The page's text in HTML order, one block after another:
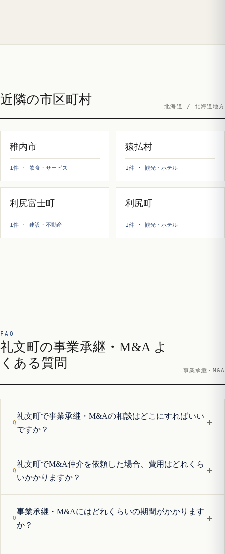
近隣の市区町村 北海道 / 北海道地方
稚内市
1件 · 飲食・サービス
猿払村
1件 · 観光・ホテル
利尻富士町
1件 · 建設・不動産
利尻町
1件 · 観光・ホテル
FAQ
礼文町の事業承継・M&A よ
くある質問
事業承継・M&A
礼文町で事業承継・M&Aの相談はどこにすればいい
ですか？
+
礼文町でM&A仲介を依頼した場合、費用はどれくら
いかかりますか？
+
事業承継・M&Aにはどれくらいの期間がかかります
か？
+